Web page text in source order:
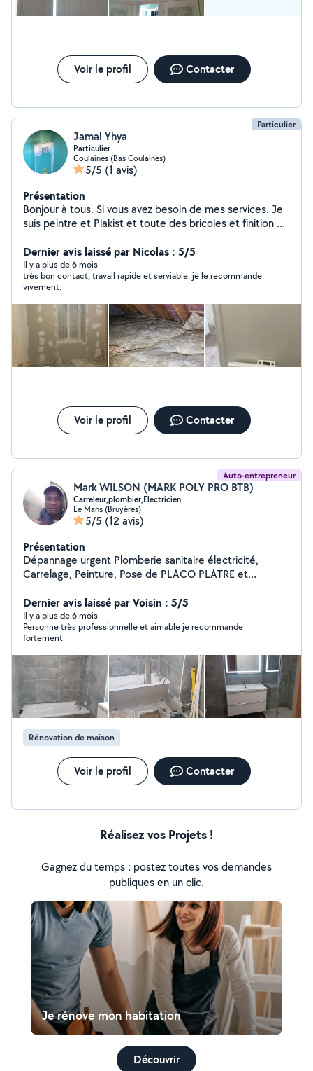
Voir le profil Contacter
Particulier
Jamal Yhya
Particulier
Coulaines (Bas Coulaines)
5/5 (1 avis)
Présentation
Bonjour à tous. Si vous avez besoin de mes services. Je
suis peintre et Plakist et toute des bricoles et finition du
& Bandeurs. Peinture.bravo. Les cousins
Dernier avis laissé par Nicolas : 5/5
Il y a plus de 6 mois
très bon contact, travail rapide et serviable. je le recommande
vivement.
Voir le profil Contacter
Auto-entrepreneur
Mark WILSON (MARK POLY PRO BTB)
Carreleur,plombier,Electricien
Le Mans (Bruyères)
5/5 (12 avis)
Présentation
Dépannage urgent Plomberie sanitaire électricité,
Carrelage, Peinture, Pose de PLACO PLATRE et
Dernier avis laissé par Voisin : 5/5
Il y a plus de 6 mois
Personne très professionnelle et aimable je recommande
fortement
Rénovation de maison
Voir le profil Contacter
Réalisez vos Projets !
Gagnez du temps : postez toutes vos demandes
publiques en un clic.
Je rénove mon habitation
Découvrir